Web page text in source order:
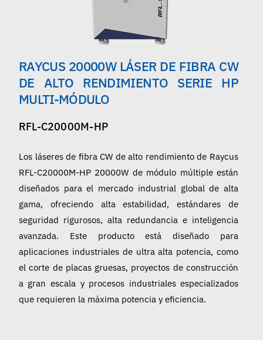
Contacto
Español
RAYCUS 20000W LÁSER DE FIBRA CW
DE ALTO RENDIMIENTO SERIE HP
MULTI-MÓDULO
RFL-C20000M-HP
Los láseres de fibra CW de alto rendimiento de Raycus
RFL-C20000M-HP 20000W de módulo múltiple están
diseñados para el mercado industrial global de alta
gama, ofreciendo alta estabilidad, estándares de
seguridad rigurosos, alta redundancia e inteligencia
avanzada. Este producto está diseñado para
aplicaciones industriales de ultra alta potencia, como
el corte de placas gruesas, proyectos de construcción
a gran escala y procesos industriales especializados
que requieren la máxima potencia y eficiencia.